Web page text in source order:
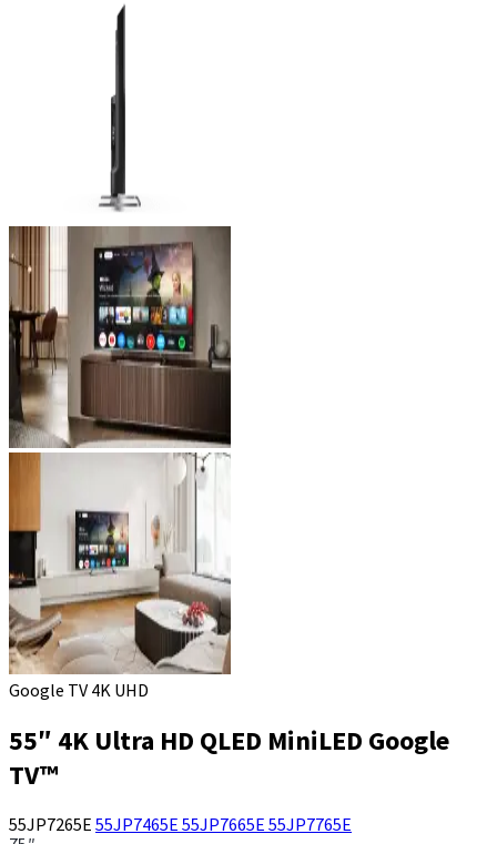
Google TV 4K UHD
55″ 4K Ultra HD QLED MiniLED Google
TV™
55JP7265E 55JP7465E 55JP7665E 55JP7765E